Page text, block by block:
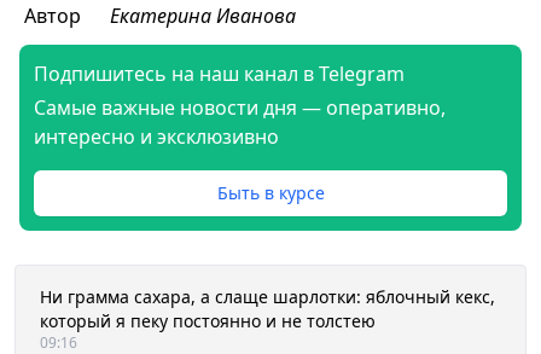
Автор Екатерина Иванова
Подпишитесь на наш канал в Telegram
Самые важные новости дня — оперативно,
интересно и эксклюзивно
Быть в курсе
Ни грамма сахара, а слаще шарлотки: яблочный кекс,
который я пеку постоянно и не толстею
09:16